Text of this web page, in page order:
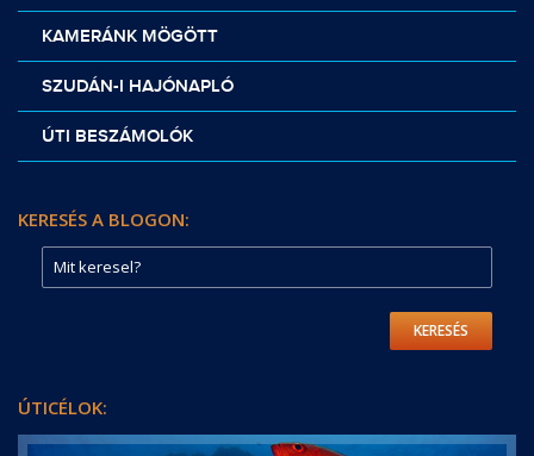
KAMERÁNK MÖGÖTT
SZUDÁN-I HAJÓNAPLÓ
ÚTI BESZÁMOLÓK
KERESÉS A BLOGON:
KERESÉS
ÚTICÉLOK: